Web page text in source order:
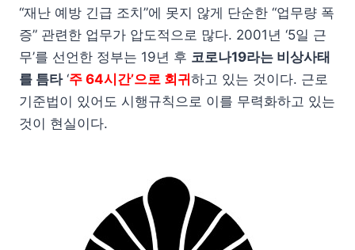
“재난 예방 긴급 조치”에 못지 않게 단순한 “업무량 폭
증” 관련한 업무가 압도적으로 많다. 2001년 ‘5일 근
무’를 선언한 정부는 19년 후 코로나19라는 비상사태
를 틈타‘주 64시간’으로 회귀 하고 있는 것이다. 근로
기준법이 있어도 시행규칙으로 이를 무력화하고 있는
것이 현실이다.